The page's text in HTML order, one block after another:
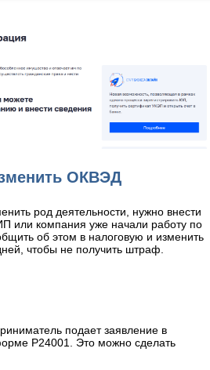
ОКВЭД
род деятельности, нужно внести
или компания уже начали работу по
об этом в налоговую и изменить
чтобы не получить штраф.
подает заявление в
P24001. Это можно сделать